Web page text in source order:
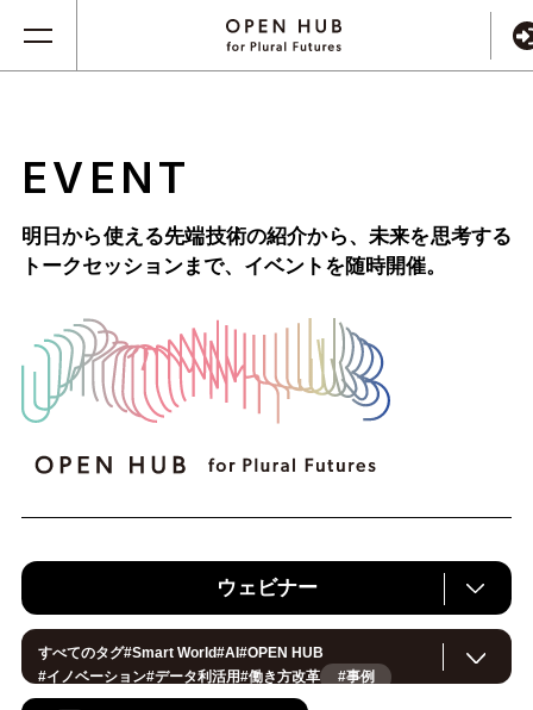
EVENT
明日から使える先端技術の紹介から、未来を思考する
トークセッションまで、 イベントを随時開催。
ウェビナー
すべてのタグ#Smart World#AI#OPEN HUB
#イノベーション#データ利活用#働き方改革
#事例
#サステナブル#CX/顧客体験#セキュリティ